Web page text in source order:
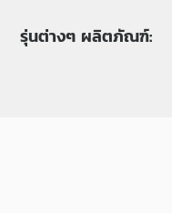
รุ่นต่างๆ ผลิตภัณฑ์: